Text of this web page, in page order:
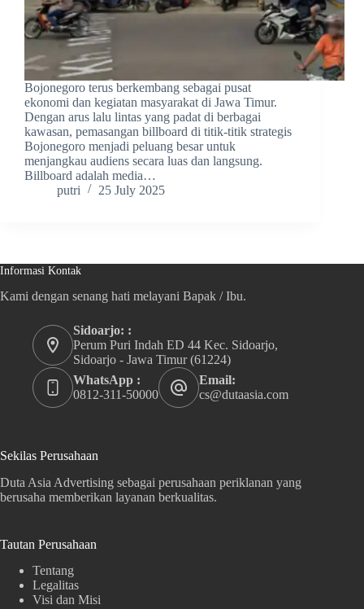
Bojonegoro terus berkembang sebagai pusat
ekonomi dan kegiatan masyarakat di Jawa Timur.
Dengan arus lalu lintas yang padat di berbagai
kawasan, pemasangan billboard di titik-titik strategis
Bojonegoro menjadi peluang besar untuk
menjangkau audiens secara luas dan langsung.
Billboard adalah media…
putri
25 July 2025
Informasi Kontak
Kami dengan senang hati melayani Bapak / Ibu.
Sidoarjo: :
Perum Puri Indah ED 44 Kec. Sidoarjo,
Sidoarjo - Jawa Timur (61224)
WhatsApp :
0812-311-50000
Email:
cs@dutaasia.com
Sekilas Perusahaan
Duta Asia Advertising sebagai perusahaan periklanan yang
berusaha memberikan layanan berkualitas.
Tautan Perusahaan
Tentang
Legalitas
Visi dan Misi